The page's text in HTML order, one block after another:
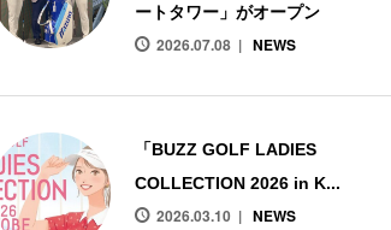
ートタワー」がオープン
2026.07.08 NEWS
「BUZZ GOLF LADIES
COLLECTION 2026 in K...
2026.03.10 NEWS